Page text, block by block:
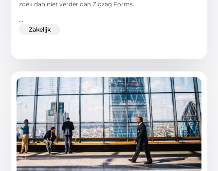
zoek dan niet verder dan Zigzag Forms.
...
Zakelijk